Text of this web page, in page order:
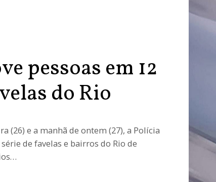
pessoas em 12
do Rio
(26) e a manhã de ontem (27), a Polícia
de favelas e bairros do Rio de